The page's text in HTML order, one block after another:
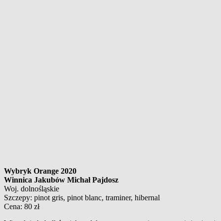
Wybryk Orange 2020
Winnica Jakubów Michał Pajdosz
Woj. dolnośląskie
Szczepy: pinot gris, pinot blanc, traminer, hibernal
Cena: 80 zł